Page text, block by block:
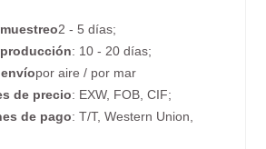
2 - 5 días;
: 10 - 20 días;
por aire / por mar
de precio: EXW, FOB, CIF;
de pago: T/T, Western Union,